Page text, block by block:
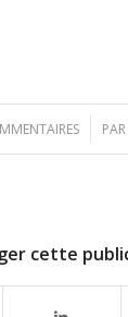
/ PAR
cette